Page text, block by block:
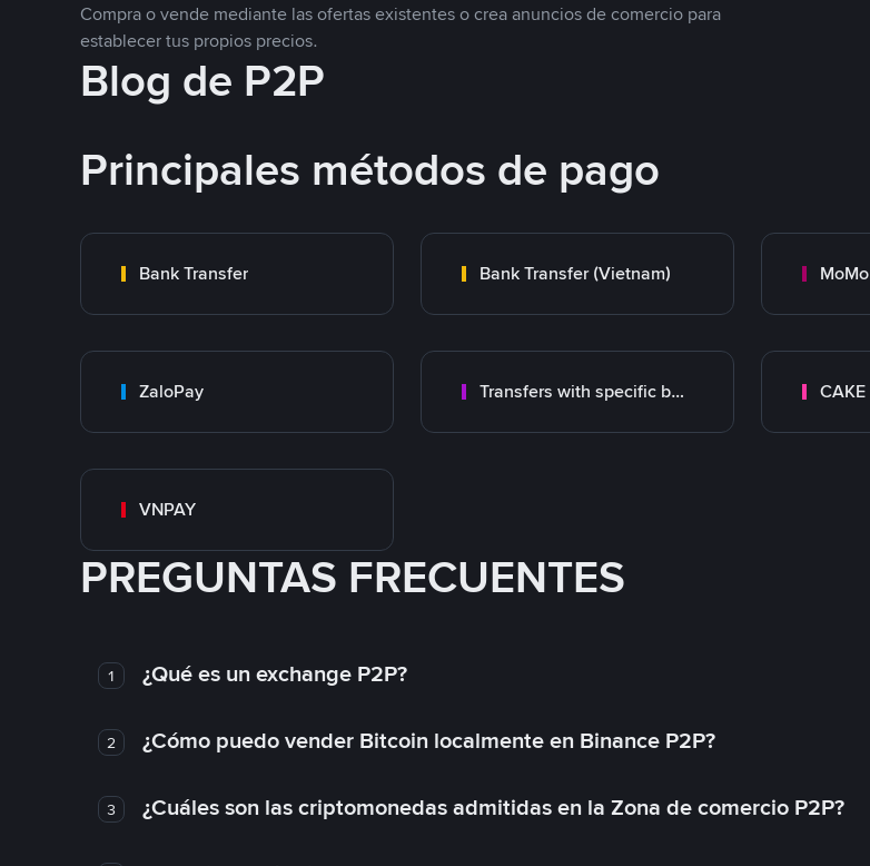
Compra o vende mediante las ofertas existentes o crea anuncios de comercio para
establecer tus propios precios.
Blog de P2P
Principales métodos de pago
Bank Transfer Bank Transfer (Vietnam) MoMo
ZaloPay Transfers with specific bank CAKE
VNPAY
PREGUNTAS FRECUENTES
1 ¿Qué es un exchange P2P?
2 ¿Cómo puedo vender Bitcoin localmente en Binance P2P?
3 ¿Cuáles son las criptomonedas admitidas en la Zona de comercio P2P?